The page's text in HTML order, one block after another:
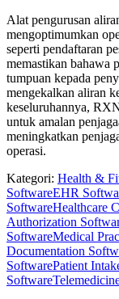
Alat pengurusan
mengoptimumkan
seperti pendaftaran
memastikan bahawa
tumpuan kepada
mengekalkan aliran
keseluruhannya,
untuk amalan
meningkatkan
operasi.
Kategori: Health &
SoftwareEHR
SoftwareHealthcare
Authorization
SoftwareMedical
Documentation
SoftwarePatient
Software